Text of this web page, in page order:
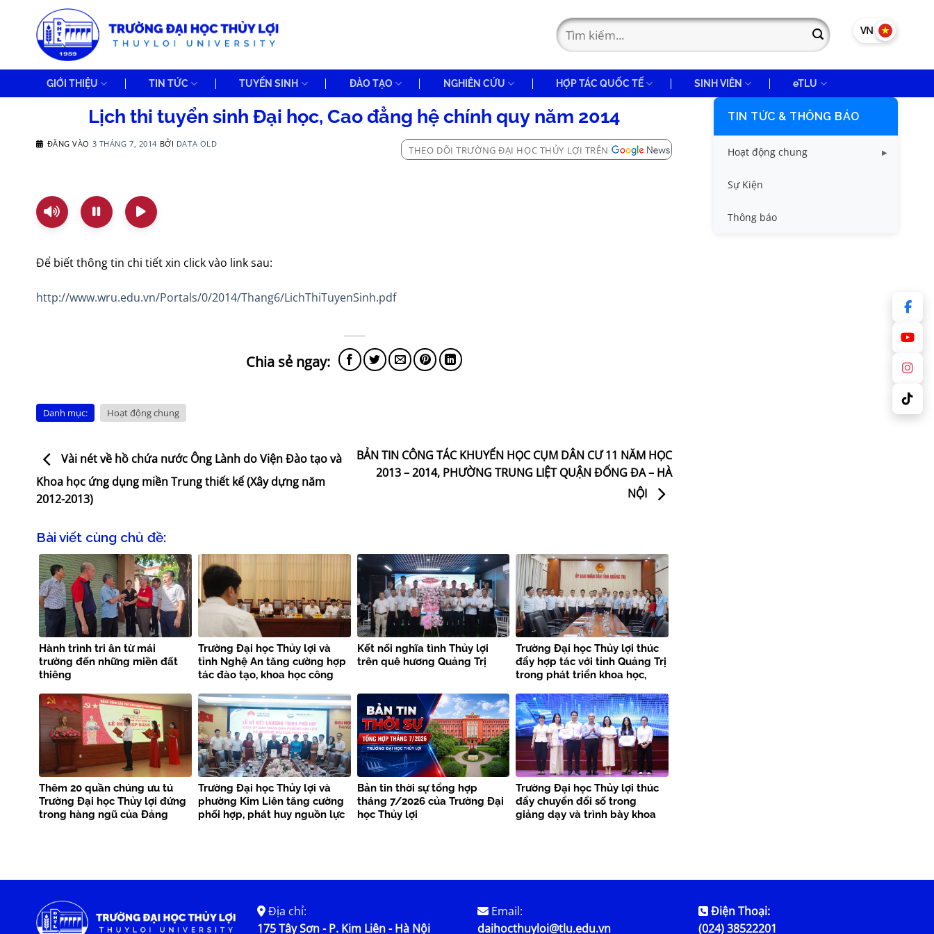
VN EN
GIỚI THIỆU TIN TỨC TUYỂN SINH ĐÀO TẠO NGHIÊN CỨU HỢP TÁC QUỐC TẾ SINH VIÊN eTLU
Lịch thi tuyển sinh Đại học, Cao đẳng hệ chính quy năm 2014
ĐĂNG VÀO 3 THÁNG 7, 2014 BỞI DATA OLD
THEO DÕI TRƯỜNG ĐẠI HỌC THỦY LỢI TRÊN
Để biết thông tin chi tiết xin click vào link sau:
http://www.wru.edu.vn/Portals/0/2014/Thang6/LichThiTuyenSinh.pdf
Danh mục: Hoạt động chung
Vài nét về hồ chứa nước Ông Lành do Viện Đào tạo và
Khoa học ứng dụng miền Trung thiết kế (Xây dựng năm
2012-2013)
BẢN TIN CÔNG TÁC KHUYẾN HỌC CỤM DÂN CƯ 11 NĂM HỌC
2013 – 2014, PHƯỜNG TRUNG LIỆT QUẬN ĐỐNG ĐA – HÀ
NỘI
Bài viết cùng chủ đề:
Hành trình tri ân từ mái
trường đến những miền đất
thiêng
Trường Đại học Thủy lợi và
tỉnh Nghệ An tăng cường hợp
tác đào tạo, khoa học công
tai
Kết nối nghĩa tình Thủy lợi
trên quê hương Quảng Trị
Trường Đại học Thủy lợi thúc
đẩy hợp tác với tỉnh Quảng Trị
trong phát triển khoa học,
Thêm 20 quần chúng ưu tú
Trường Đại học Thủy lợi đứng
trong hàng ngũ của Đảng
Trường Đại học Thủy lợi và
phường Kim Liên tăng cường
phối hợp, phát huy nguồn lực
Bản tin thời sự tổng hợp
tháng 7/2026 của Trường Đại
học Thủy lợi
Trường Đại học Thủy lợi thúc
đẩy chuyển đổi số trong
giảng dạy và trình bày khoa
TIN TỨC & THÔNG BÁO
Hoạt động chung
Tin công tác sinh viên
Tin đào tạo
Sự Kiện
Thông báo
Địa chỉ:
175 Tây Sơn - P. Kim Liên - Hà Nội
Email:
daihocthuyloi@tlu.edu.vn
Điện Thoại:
(024) 38522201